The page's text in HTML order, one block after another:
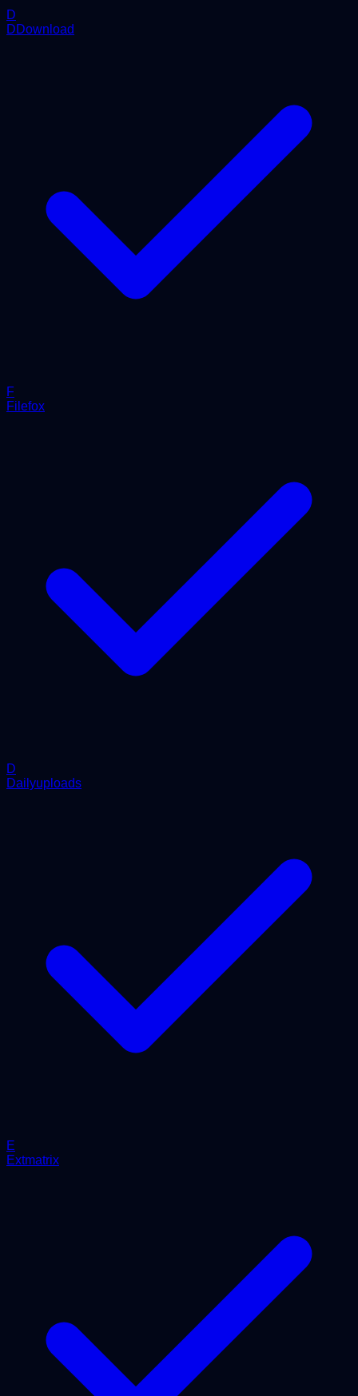
D
DDownload
F
Filefox
D
Dailyuploads
E
Extmatrix